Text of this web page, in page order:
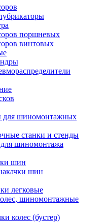
поршневых
винтовых
для шиномонтажных
станки и стенды
шиномонтажа
шин
шин
легковые
шиномонтажные
колес (бустер)